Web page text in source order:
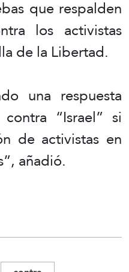
que respalden
los activistas
de la Libertad.
una respuesta
“Israel” si
de activistas en
añadió.